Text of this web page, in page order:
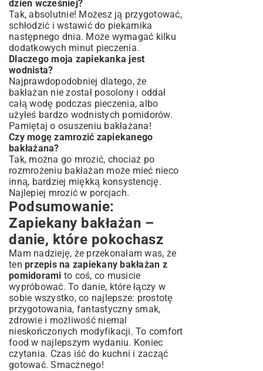
dzień wcześniej?
Tak, absolutnie! Możesz ją przygotować,
schłodzić i wstawić do piekarnika
następnego dnia. Może wymagać kilku
dodatkowych minut pieczenia.
Dlaczego moja zapiekanka jest
wodnista?
Najprawdopodobniej dlatego, że
bakłażan nie został posolony i oddał
całą wodę podczas pieczenia, albo
użyłeś bardzo wodnistych pomidorów.
Pamiętaj o osuszeniu bakłażana!
Czy mogę zamrozić zapiekanego
bakłażana?
Tak, można go mrozić, chociaż po
rozmrożeniu bakłażan może mieć nieco
inną, bardziej miękką konsystencję.
Najlepiej mrozić w porcjach.
Podsumowanie:
Zapiekany bakłażan –
danie, które pokochasz
Mam nadzieję, że przekonałam was, że
ten przepis na zapiekany bakłażan z
pomidorami to coś, co musicie
wypróbować. To danie, które łączy w
sobie wszystko, co najlepsze: prostotę
przygotowania, fantastyczny smak,
zdrowie i możliwość niemal
nieskończonych modyfikacji. To comfort
food w najlepszym wydaniu. Koniec
czytania. Czas iść do kuchni i zacząć
gotować. Smacznego!